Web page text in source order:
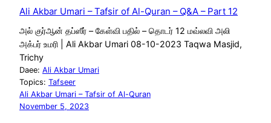
Ali Akbar Umari – Tafsir of Al-Quran – Q&A – Part 12
அல் குர்ஆன் தப்ஸீர் – கேள்வி பதில் – தொடர் 12 மவ்லவி அலி
அக்பர் உமரி | Ali Akbar Umari 08-10-2023 Taqwa Masjid,
Trichy
Daee: Ali Akbar Umari
Topics: Tafseer
Ali Akbar Umari – Tafsir of Al-Quran
November 5, 2023